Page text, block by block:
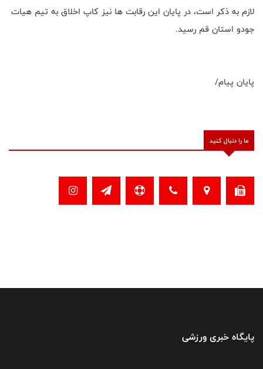
لازم به ذکر است، در پایان این رقابت ها نیز کاپ اخلاق به تیم هیات
جودو استان قم رسید.
پایان پیام/
ما را دنبال کنید
پایگاه خبری ورزشی